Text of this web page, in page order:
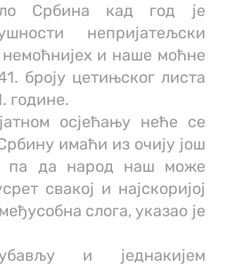
Србина кад год је
непријатељски
немоћнијех и наше моћне
броју цетињског листа
године.
осјећању неће се
имаћи из очију још
па да народ наш може
свакој и најскоријој
слога, указао је
и једнакијем